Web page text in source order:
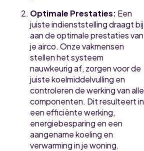
Optimale Prestaties: Een
juiste indienststelling draagt bij
aan de optimale prestaties van
je airco. Onze vakmensen
stellen het systeem
nauwkeurig af, zorgen voor de
juiste koelmiddelvulling en
controleren de werking van alle
componenten. Dit resulteert in
een efficiënte werking,
energiebesparing en een
aangename koeling en
verwarming in je woning.